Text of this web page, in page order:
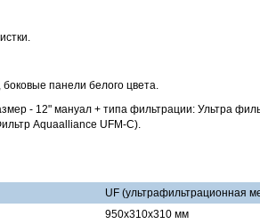
панели белого цвета.
- 12" мануал + типа фильтрации: Ультра
Aquaalliance UFM-C).
UF (ультрафильтрационная
950x310x310 мм